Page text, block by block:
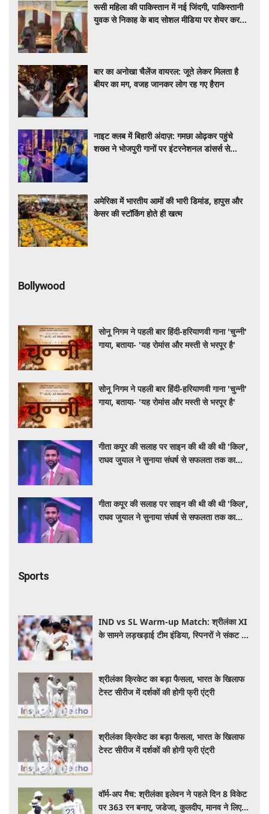
रूसी महिला की पाकिस्तान में नई जिंदगी, पाकिस्तानी
युवक से निकाह के बाद सोशल मीडिया पर शेयर कर
बार का अनोखा चैलेंज वायरल: जूते लेकर मिलता है
बीयर का मग, वजह जानकर लोग रह गए हैरान
नाइट क्लब में बिहारी अंदाज़: गमछा ओढ़कर पहुंचे
शख्स ने भोजपुरी गानों पर इंटरनेशनल डांसर्स से
अमेरिका में भारतीय आमों की भारी डिमांड, हापुस और
केसर की स्टॉकिंग होते ही खत्म
Bollywood
सोनू निगम ने पहली बार हिंदी-हरियाणवी गाना 'चुन्नी'
गाया, बताया- 'यह रोमांस और मस्ती से भरपूर है'
सोनू निगम ने पहली बार हिंदी-हरियाणवी गाना 'चुन्नी'
गाया, बताया- 'यह रोमांस और मस्ती से भरपूर है'
गीता कपूर की सलाह पर साइन की थी की थी 'किल',
राघव जुयाल ने सुनाया संघर्ष से सफलता तक का
गीता कपूर की सलाह पर साइन की थी की थी 'किल',
राघव जुयाल ने सुनाया संघर्ष से सफलता तक का
Sports
IND vs SL Warm-up Match: श्रीलंका XI
के सामने लड़खड़ाई टीम इंडिया, स्पिनरों ने संकट में
श्रीलंका क्रिकेट का बड़ा फैसला, भारत के खिलाफ
टेस्ट सीरीज में दर्शकों की होगी फ्री एंट्री
श्रीलंका क्रिकेट का बड़ा फैसला, भारत के खिलाफ
टेस्ट सीरीज में दर्शकों की होगी फ्री एंट्री
वॉर्म-अप मैच: श्रीलंका इलेवन ने पहले दिन 8 विकेट
पर 363 रन बनाए, जडेजा, कुलदीप, मानव ने लिए